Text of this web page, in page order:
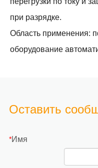
при разрядке.
Область применения:
оборудование
Оставить
*Имя